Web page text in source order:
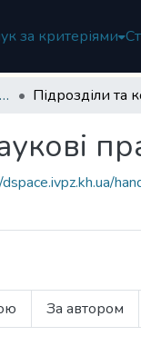
за критеріями
Кваліфікаційні наукові праці Підрозділи та
За автором